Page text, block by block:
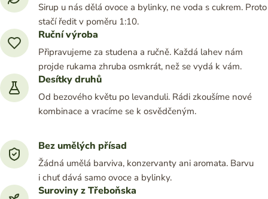
Sirup u nás dělá ovoce a bylinky, ne voda s cukrem. Proto
stačí ředit v poměru 1:10.
Ruční výroba
Připravujeme za studena a ručně. Každá lahev nám
projde rukama zhruba osmkrát, než se vydá k vám.
Desítky druhů
Od bezového květu po levanduli. Rádi zkoušíme nové
kombinace a vracíme se k osvědčeným.
Bez umělých přísad
Žádná umělá barviva, konzervanty ani aromata. Barvu
i chuť dává samo ovoce a bylinky.
Suroviny z Třeboňska